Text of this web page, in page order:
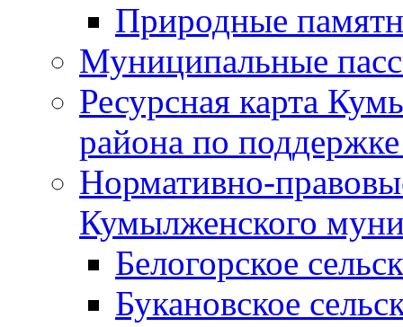
Природные
Муниципальные
Ресурсная карта
района по
Нормативно-
Кумылженского
Белогорское
Букановское